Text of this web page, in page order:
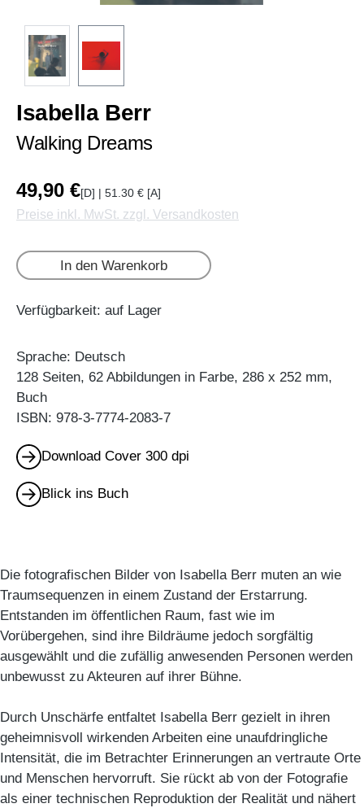
Isabella Berr
Walking Dreams
49,90 €[D] | 51.30 € [A]
Preise inkl. MwSt. zzgl. Versandkosten
In den Warenkorb
Verfügbarkeit: auf Lager
Sprache: Deutsch
128 Seiten, 62 Abbildungen in Farbe, 286 x 252 mm,
Buch
ISBN: 978-3-7774-2083-7
Download Cover 300 dpi
Blick ins Buch
Die fotografischen Bilder von Isabella Berr muten an wie
Traumsequenzen in einem Zustand der Erstarrung.
Entstanden im öffentlichen Raum, fast wie im
Vorübergehen, sind ihre Bildräume jedoch sorgfältig
ausgewählt und die zufällig anwesenden Personen werden
unbewusst zu Akteuren auf ihrer Bühne.
Durch Unschärfe entfaltet Isabella Berr gezielt in ihren
geheimnisvoll wirkenden Arbeiten eine unaufdringliche
Intensität, die im Betrachter Erinnerungen an vertraute Orte
und Menschen hervorruft. Sie rückt ab von der Fotografie
als einer technischen Reproduktion der Realität und nähert